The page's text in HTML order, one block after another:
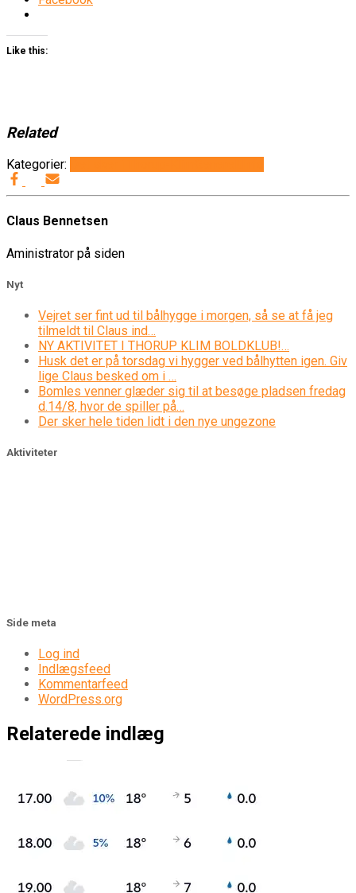
Like this:
Related
Kategorier:
Claus Bennetsen
Aministrator på siden
Nyt
Vejret ser fint ud til bålhygge i morgen, så se at få jeg
tilmeldt til Claus ind…
NY AKTIVITET I THORUP KLIM BOLDKLUB!…
Husk det er på torsdag vi hygger ved bålhytten igen. Giv
lige Claus besked om i …
Bomles venner glæder sig til at besøge pladsen fredag
d.14/8, hvor de spiller på…
Der sker hele tiden lidt i den nye ungezone
Aktiviteter
Side meta
Log ind
Indlægsfeed
Kommentarfeed
WordPress.org
Relaterede indlæg